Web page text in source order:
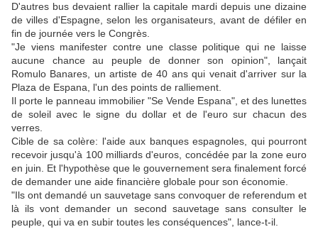
D'autres bus devaient rallier la capitale mardi depuis une dizaine
de villes d'Espagne, selon les organisateurs, avant de défiler en
fin de journée vers le Congrès.
"Je viens manifester contre une classe politique qui ne laisse
aucune chance au peuple de donner son opinion", lançait
Romulo Banares, un artiste de 40 ans qui venait d'arriver sur la
Plaza de Espana, l'un des points de ralliement.
Il porte le panneau immobilier "Se Vende Espana", et des lunettes
de soleil avec le signe du dollar et de l'euro sur chacun des
verres.
Cible de sa colère: l'aide aux banques espagnoles, qui pourront
recevoir jusqu'à 100 milliards d'euros, concédée par la zone euro
en juin. Et l'hypothèse que le gouvernement sera finalement forcé
de demander une aide financière globale pour son économie.
"Ils ont demandé un sauvetage sans convoquer de referendum et
là ils vont demander un second sauvetage sans consulter le
peuple, qui va en subir toutes les conséquences", lance-t-il.